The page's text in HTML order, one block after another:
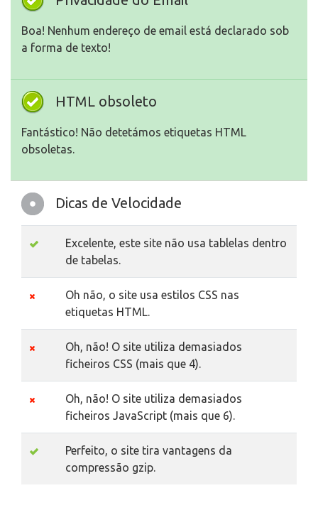
Boa! Nenhum endereço de email está declarado sob
a forma de texto!
HTML obsoleto
Fantástico! Não detetámos etiquetas HTML
obsoletas.
Dicas de Velocidade
Excelente, este site não usa tablelas dentro
de tabelas.
Oh não, o site usa estilos CSS nas
etiquetas HTML.
Oh, não! O site utiliza demasiados
ficheiros CSS (mais que 4).
Oh, não! O site utiliza demasiados
ficheiros JavaScript (mais que 6).
Perfeito, o site tira vantagens da
compressão gzip.